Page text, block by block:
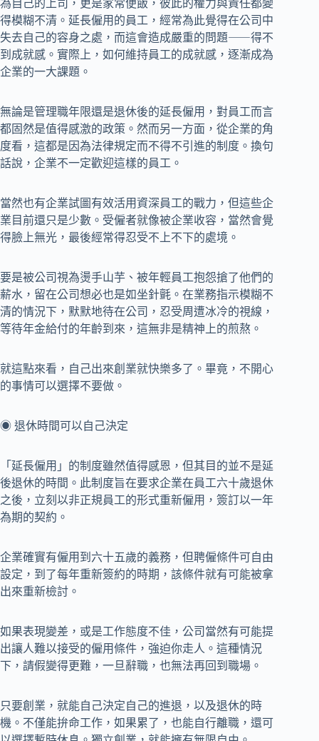
為自己的上司，更是家常便飯，彼此的權力與責任都變
得模糊不清。延長僱用的員工，經常為此覺得在公司中
失去自己的容身之處，而這會造成嚴重的問題⸺得不
到成就感。實際上，如何維持員工的成就感，逐漸成為
企業的一大課題。
無論是管理職年限還是退休後的延長僱用，對員工而言
都固然是值得感激的政策。然而另一方面，從企業的角
度看，這都是因為法律規定而不得不引進的制度。換句
話說，企業不一定歡迎這樣的員工。
當然也有企業試圖有效活用資深員工的戰力，但這些企
業目前還只是少數。受僱者就像被企業收容，當然會覺
得臉上無光，最後經常得忍受不上不下的處境。
要是被公司視為燙手山芋、被年輕員工抱怨搶了他們的
薪水，留在公司想必也是如坐針氈。在業務指示模糊不
清的情況下，默默地待在公司，忍受周遭冰冷的視線，
等待年金給付的年齡到來，這無非是精神上的煎熬。
就這點來看，自己出來創業就快樂多了。畢竟，不開心
的事情可以選擇不要做。
◉ 退休時間可以自己決定
「延長僱用」的制度雖然值得感恩，但其目的並不是延
後退休的時間。此制度旨在要求企業在員工六十歲退休
之後，立刻以非正規員工的形式重新僱用，簽訂以一年
為期的契約。
企業確實有僱用到六十五歲的義務，但聘僱條件可自由
設定，到了每年重新簽約的時期，該條件就有可能被拿
出來重新檢討。
如果表現變差，或是工作態度不佳，公司當然有可能提
出讓人難以接受的僱用條件，強迫你走人。這種情況
下，請假變得更難，一旦辭職，也無法再回到職場。
只要創業，就能自己決定自己的進退，以及退休的時
機。不僅能拚命工作，如果累了，也能自行離職，還可